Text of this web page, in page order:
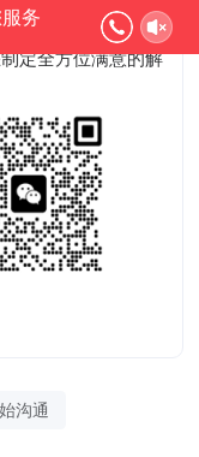
务
）以及
超声波实验
源头生产厂家。您
定全方位满意的解
沟通